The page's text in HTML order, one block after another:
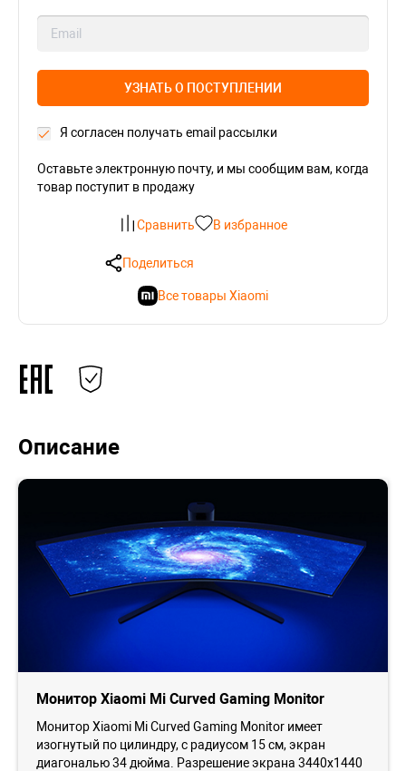
УЗНАТЬ О ПОСТУПЛЕНИИ
Я согласен получать email рассылки
Оставьте электронную почту, и мы сообщим вам, когда
товар поступит в продажу
Сравнить В избранное
Поделиться
Все товары Xiaomi
Описание
Монитор Xiaomi Mi Curved Gaming Monitor
Монитор Xiaomi Mi Curved Gaming Monitor имеет
изогнутый по цилиндру, с радиусом 15 см, экран
диагональю 34 дюйма. Разрешение экрана 3440x1440